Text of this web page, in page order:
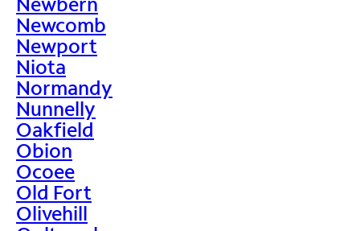
Newcomb
Newport
Niota
Normandy
Nunnelly
Oakfield
Obion
Ocoee
Old Fort
Olivehill